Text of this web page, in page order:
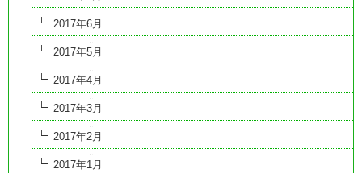
2017年6月
2017年5月
2017年4月
2017年3月
2017年2月
2017年1月